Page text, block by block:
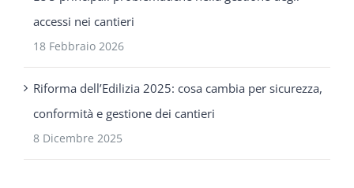
accessi nei cantieri
18 Febbraio 2026
Riforma dell’Edilizia 2025: cosa cambia per sicurezza,
conformità e gestione dei cantieri
8 Dicembre 2025